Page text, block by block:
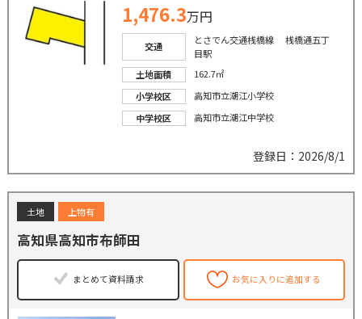
1,476.3万円
交通
とさでん交通桟橋線 桟橋通五丁
目駅
土地面積
162.7㎡
小学校区
高知市立潮江小学校
中学校区
高知市立潮江中学校
登録日：2026/8/1
土地 上物有
高知県高知市布師田
まとめて資料請求 お気に入りに追加する